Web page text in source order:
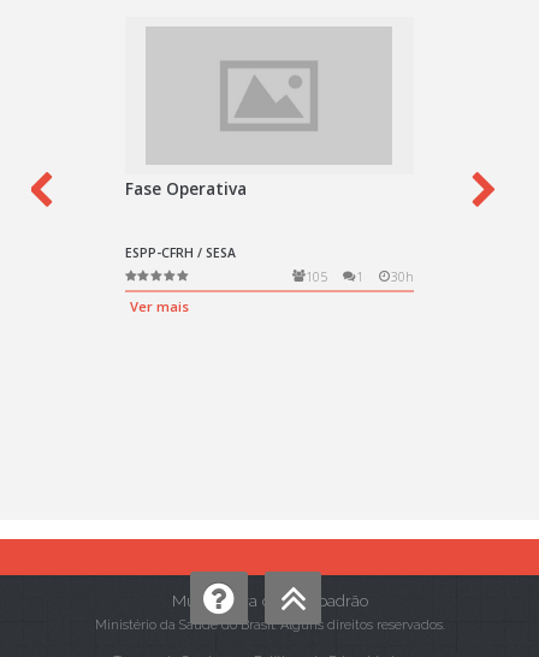
Mudar para o tema padrão
Ministério da Saúde do Brasil. Alguns direitos reservados.